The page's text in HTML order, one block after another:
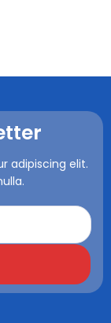
adipiscing elit.